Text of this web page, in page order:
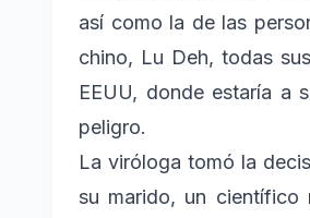
así como la de las
chino, Lu Deh, todas
EEUU, donde estaría a
peligro.
La viróloga tomó la
su marido, un científico